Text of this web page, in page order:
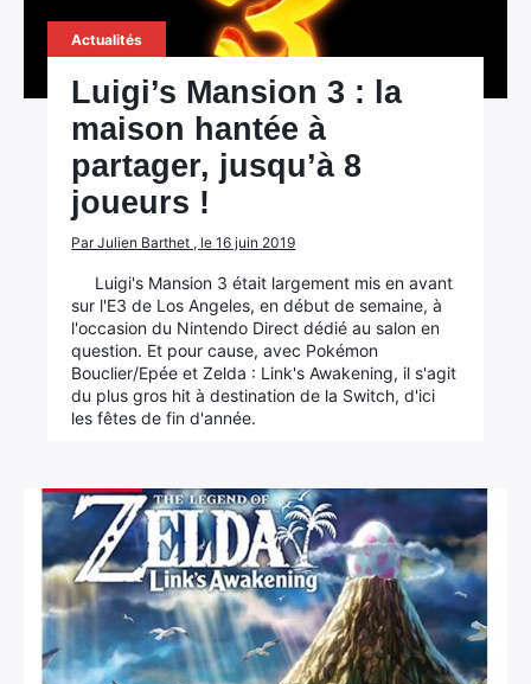
Actualités
Luigi’s Mansion 3 : la
maison hantée à
partager, jusqu’à 8
joueurs !
Par Julien Barthet , le 16 juin 2019
Luigi's Mansion 3 était largement mis en avant
sur l'E3 de Los Angeles, en début de semaine, à
l'occasion du Nintendo Direct dédié au salon en
question. Et pour cause, avec Pokémon
Bouclier/Epée et Zelda : Link's Awakening, il s'agit
du plus gros hit à destination de la Switch, d'ici
les fêtes de fin d'année.